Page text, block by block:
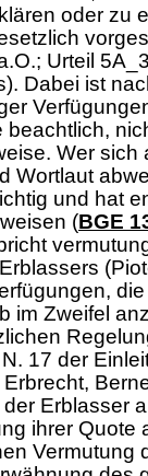
oder zu
Urteil
Dabei ist
beachtlich,
Wer sich
Wortlaut
und hat
(BGE
im Zweifel
17 der
Erblasser
ihrer Quote
Vermutung